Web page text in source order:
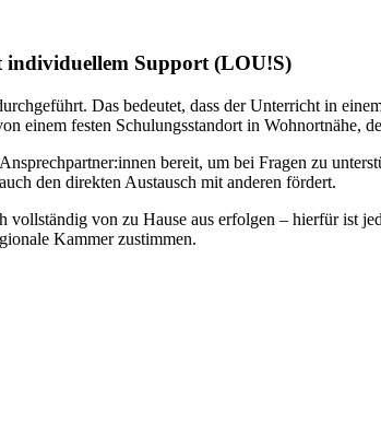
Support (LOU!S)
Das bedeutet, dass der Unterricht in
einem festen Schulungsstandort in Wohnortnähe,
bereit, um bei Fragen zu
den direkten Austausch mit anderen fördert.
vollständig von zu Hause aus erfolgen – hierfür ist
Kammer zustimmen.